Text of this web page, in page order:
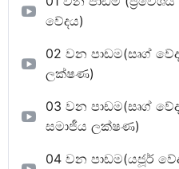
වේදය)
02 වන පාඩම(සෘග්
ලක්ෂණ)
03 වන පාඩම(සෘග්
සමාජීය ලක්ෂණ)
04 වන පාඩම(යජූර්